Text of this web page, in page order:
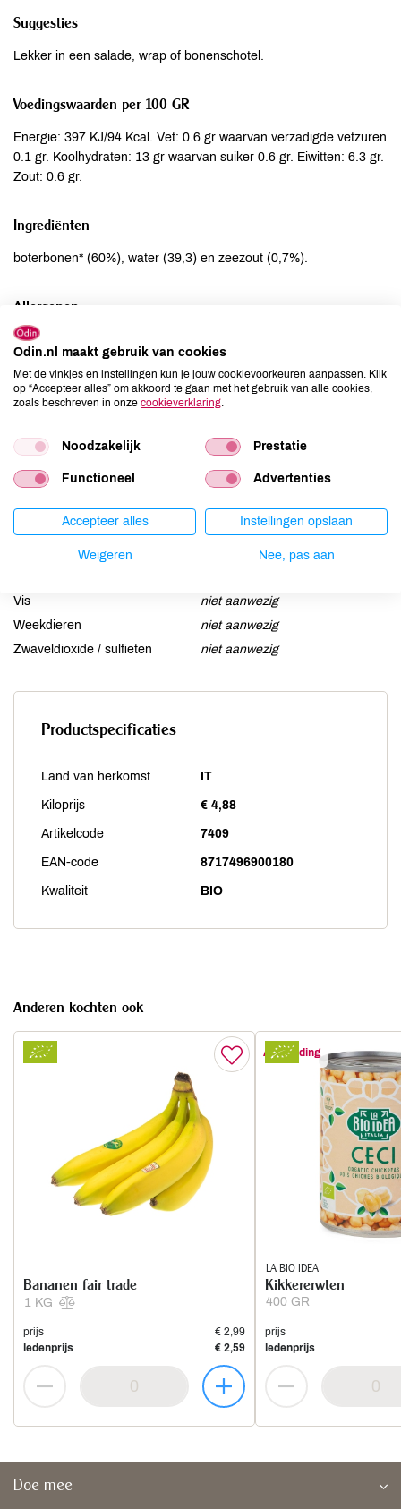
Suggesties
Lekker in een salade, wrap of bonenschotel.
Voedingswaarden per 100 GR
Energie: 397 KJ/94 Kcal. Vet: 0.6 gr waarvan verzadigde vetzuren
0.1 gr. Koolhydraten: 13 gr waarvan suiker 0.6 gr. Eiwitten: 6.3 gr.
Zout: 0.6 gr.
Ingrediënten
boterbonen* (60%), water (39,3) en zeezout (0,7%).
Allergenen
Aardnoten
Gluten
niet aanwezig
niet aanwezig
Lupine
niet aanwezig
Noten
niet aanwezig
Schaaldieren
niet aanwezig
Selderij
niet aanwezig
niet aanwezig
Vis
niet aanwezig
Weekdieren
niet aanwezig
Zwaveldioxide / sulfieten
niet aanwezig
Productspecificaties
Land van herkomst IT
Kiloprijs € 4,88
Artikelcode 7409
EAN-code 8717496900180
Kwaliteit BIO
Anderen kochten ook
1 KG
Bananen fair trade
prijs
€ 2,99
ledenprijs
€ 2,59
Aanbieding
LA BIO IDEA
400 GR
Kikkererwten
prijs
ledenprijs
Doe mee
Odin.nl maakt gebruik van cookies
Met de vinkjes en instellingen kun je jouw cookievoorkeuren aanpassen. Klik
op “Accepteer alles” om akkoord te gaan met het gebruik van alle cookies,
zoals beschreven in onze cookieverklaring
Noodzakelijk Prestatie
Functioneel Advertenties
Accepteer alles Instellingen opslaan
Weigeren Nee, pas aan